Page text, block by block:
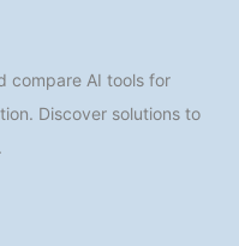
compare AI tools for
Discover solutions to